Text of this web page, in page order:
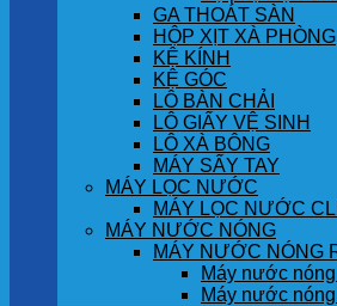
GA THOÁT SÀN
HỘP XỊT XÀ PHÒNG
KỆ KÍNH
KỆ GÓC
LÔ BÀN CHẢI
LÔ GIẤY VỆ SINH
LÔ XÀ BÔNG
MÁY SẤY TAY
MÁY LỌC NƯỚC
MÁY LỌC NƯỚC
MÁY NƯỚC NÓNG
MÁY NƯỚC NÓNG
Máy nước
Máy nước